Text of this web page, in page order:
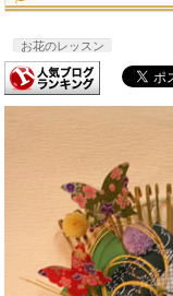
お花のレッスン